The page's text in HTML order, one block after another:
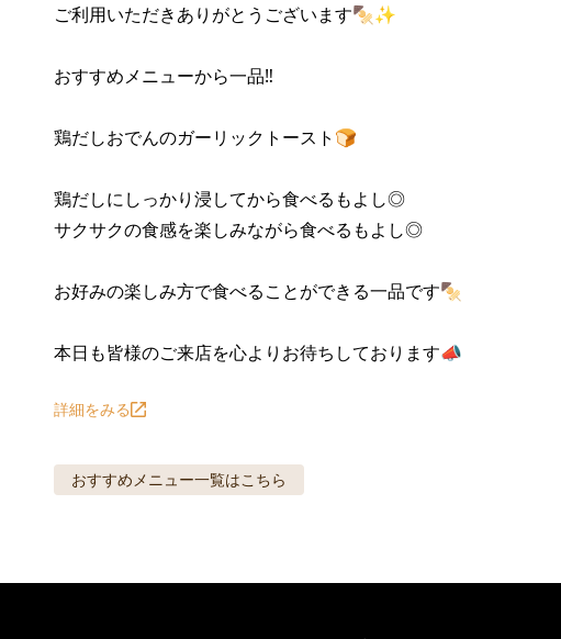
ご利用いただきありがとうございます🍢✨
おすすめメニューから一品‼
鶏だしおでんのガーリックトースト🍞
鶏だしにしっかり浸してから食べるもよし◎
サクサクの食感を楽しみながら食べるもよし◎
お好みの楽しみ方で食べることができる一品です🍢
本日も皆様のご来店を心よりお待ちしております📣
詳細をみる
おすすめメニュー一覧はこちら